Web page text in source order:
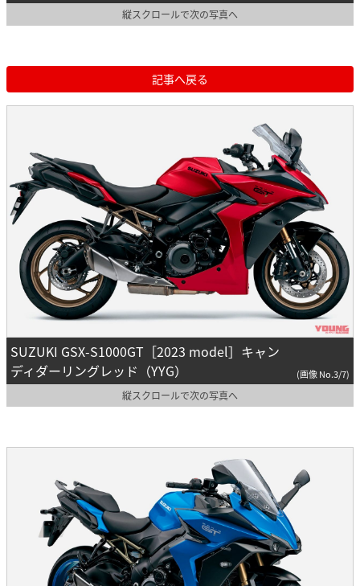
縦スクロールで次の写真へ
記事へ戻る
SUZUKI GSX-S1000GT［2023 model］キャン
ディダーリングレッド（YYG）
(画像 No.3/7)
縦スクロールで次の写真へ